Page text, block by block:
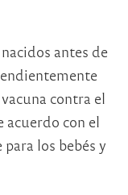
antes de
contra el
acuerdo con el
los bebés y